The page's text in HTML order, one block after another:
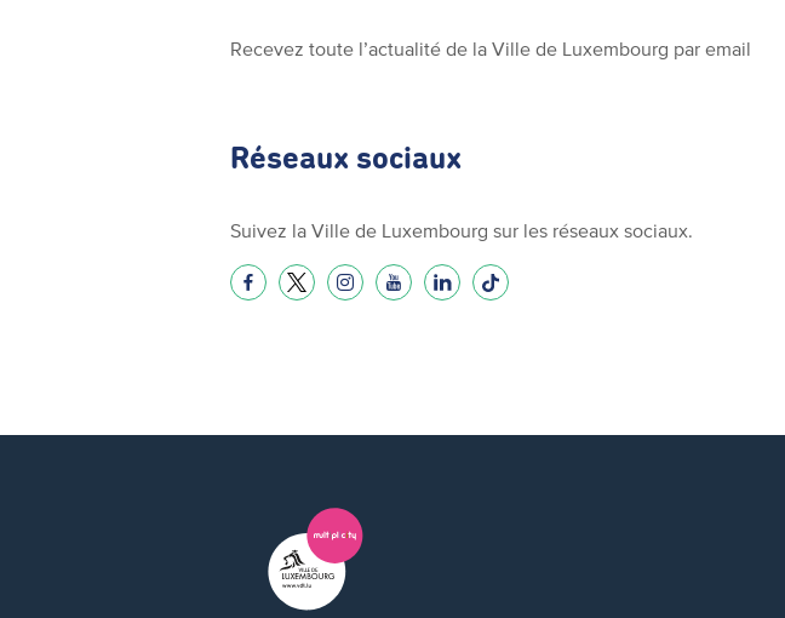
Recevez toute l’actualité de la Ville de Luxembourg par email
Réseaux sociaux
Suivez la Ville de Luxembourg sur les réseaux sociaux.